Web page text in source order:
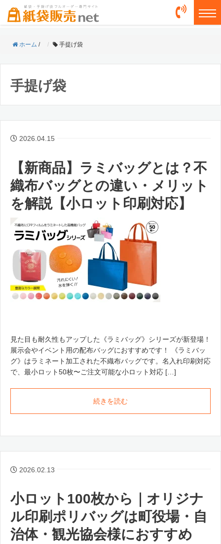
ホーム / 手提げ袋
手提げ袋
2026.04.15
【新商品】ラミバッグとは？不
織布バッグとの違い・メリット
を解説【小ロット印刷対応】
見た目も耐久性もアップした《ラミバッグ》シリーズが新登場！
展示会やイベント用の配布バッグにおすすめです！ 《ラミバッ
グ》はラミネート加工された不織布バッグです。名入れ印刷対応
で、最小ロット50枚〜ご注文可能な小ロット対応 […]
続きを読む
2026.02.13
小ロット100枚から｜オリジナ
ル印刷ポリバッグは町役場・自
治体・観光協会様におすすめ